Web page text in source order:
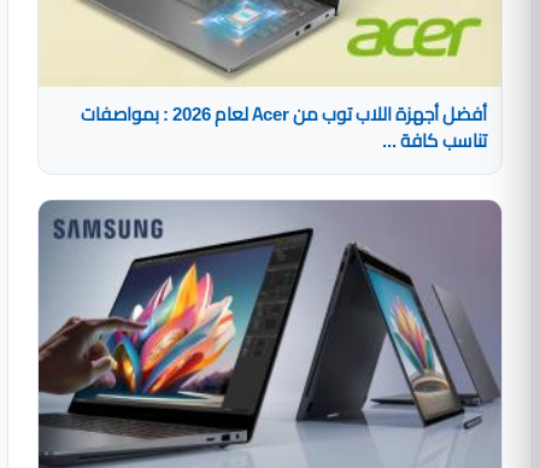
أفضل أجهزة اللاب توب من Acer لعام 2026 : بمواصفات
تناسب كافة ...